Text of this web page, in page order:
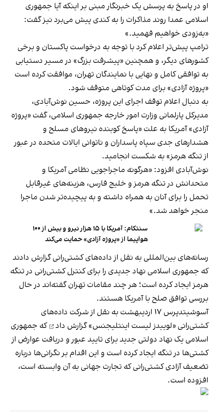
او در پاسخ به پرسش یک خبرنگار مبنی بر اینکه آیا جمهوری
اسلامی عمدا روند مذاکرات را به کندی پیش می‌برد نیز گفت:
«به‌زودی خواهیم فهمید.»
ترامپ پیش‌تر اعلام کرد با توجه به درخواست پاکستان و برخی
کشورهای دیگر، و همچنین «پیشرفت بزرگ» در مسیر دستیابی
به توافقی کامل و نهایی با نمایندگان تهران، موافقت کرده است
«پروژه آزادی» برای مدت کوتاهی متوقف شود.
به دنبال اعلام توقف اجرای این پروژه، حسین نوش‌آبادی،
مدیرکل پارلمانی وزارت امور خارجه جمهوری اسلامی، گفت «پروژه
آزادی» آمریکا به علت «پاسخ کوبنده نیروهای مسلح و
هشدارهای جدی سپاه پاسداران و ناتوانی ایالات متحده در عبور
از تنگه هرمز» به شکست انجامید.
نوش‌آبادی افزود: «هرگونه ماجراجویی نظامی آمریکا و
متحدانش در تنگه هرمز و خلیج فارس، هزینه‌های غیرقابل
تحمل را برای آنان به همراه داشته و به پیچیده‌تر شدن ماجرا
منجر خواهد شد.»
سنتکام: آمریکا با ۱۵ هزار نیرو و بیش از ۱۰۰
هواپیما از «پروژه آزادی» حمایت می‌کند
رسانه‌های بین‌المللی به نقل از داده‌های کشتی‌رانی گزارش دادند
که جمهوری اسلامی نهاد جدیدی را برای کنترل کشتی‌رانی در تنگه
هرمز ایجاد کرده است؛ هر چند مقامات تهران گفته‌اند در حال
بررسی توافق صلح با آمریکا هستند.
آسوشیتدپرس ۱۷ اردیبهشت به نقل از شرکت داده‌های
کشتی‌رانی «لوییدز لیست اینتلیجنس»گزارش داد
که جمهوری
اسلامی یک نهاد دولتی جدید برای تایید عبور و دریافت عوارض از
کشتی‌ها در تنگه ایجاد کرده است و این اقدام بر نگرانی‌ها درباره
تضعیف آزادی کشتی‌رانی که تجارت جهانی به آن وابسته است،
افزوده است.